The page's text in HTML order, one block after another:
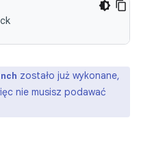
zostało już wykonane,
nie musisz podawać